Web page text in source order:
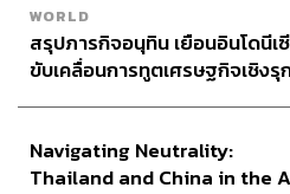
WORLD
สรุปภารกิจอนุทิน เยือนอินโดนีเ
ขับเคลื่อนการทูตเศรษฐกิจเชิงรุ
Navigating Neutrality:
Thailand and China in the